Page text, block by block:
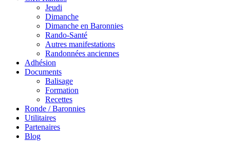
Jeudi
Dimanche
Dimanche en Baronnies
Rando-Santé
Autres manifestations
Randonnées anciennes
Adhésion
Documents
Balisage
Formation
Recettes
Ronde / Baronnies
Utilitaires
Partenaires
Blog